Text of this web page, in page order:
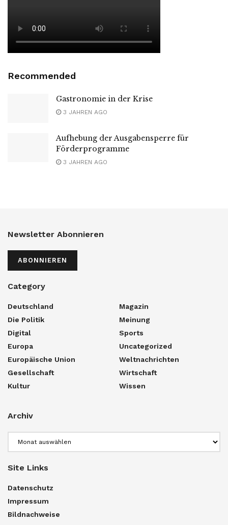
Recommended
Gastronomie in der Krise
3 JAHREN AGO
Aufhebung der Ausgabensperre für
Förderprogramme
3 JAHREN AGO
Newsletter Abonnieren
ABONNIEREN
Category
Deutschland
Die Politik
Digital
Europa
Europäische Union
Gesellschaft
Kultur
Magazin
Meinung
Sports
Uncategorized
Weltnachrichten
Wirtschaft
Wissen
Archiv
Site Links
Datenschutz
Impressum
Bildnachweise